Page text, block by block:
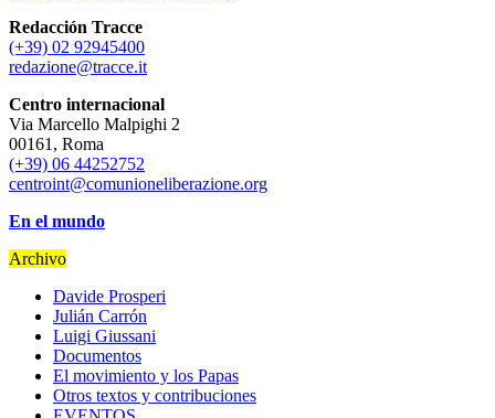
Redacción Tracce
(+39) 02 92945400
redazione@tracce.it
Centro internacional
Via Marcello Malpighi 2
00161, Roma
(+39) 06 44252752
centroint@comunioneliberazione.org
En el mundo
Archivo
Davide Prosperi
Julián Carrón
Luigi Giussani
Documentos
El movimiento y los Papas
Otros textos y contribuciones